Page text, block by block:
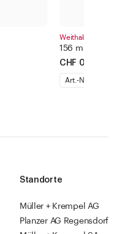
Weithalsgläser
156 ml
CHF 0.49
Art.-Nr.
Standorte
Müller + Krempel AG
Planzer AG Regensdorf